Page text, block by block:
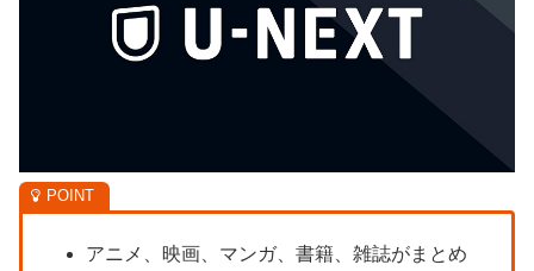
アニメ、映画、マンガ、書籍、雑誌がまとめ